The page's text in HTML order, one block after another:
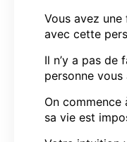
Vous avez
avec cette
Il n’y a pas de
personne
On commence
sa vie est